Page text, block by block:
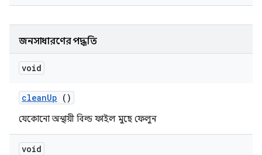
জনসাধারণের পদ্ধতি
void
cleanUp ()
যেকোনো অস্থায়ী বিল্ড ফাইল মুছে ফেলুন
void